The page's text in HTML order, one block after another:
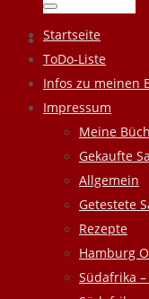
Suchen
Zum
Inhalt
springen
Startseite
ToDo-Liste
Infos zu meinen
Impressum
Meine
Gekaufte
Allgemein
Getestete
Rezepte
Hamburg
Südafrika